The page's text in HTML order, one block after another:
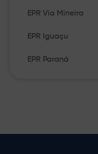
EPR Via Mineira
EPR Iguaçu
EPR Paraná